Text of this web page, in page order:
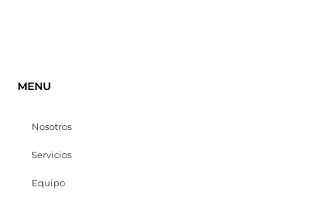
MENU
Nosotros
Servicios
Equipo